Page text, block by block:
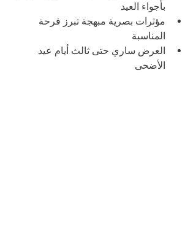
بأجواء العيد
مؤثرات بصرية مبهجة تبرز فرحة
المناسبة
العرض ساري حتى ثالث أيام عيد
الأضحى